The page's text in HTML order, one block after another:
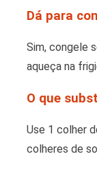
Dá para
Sim, congele
aqueça na
O que
Use 1 colher
colheres de